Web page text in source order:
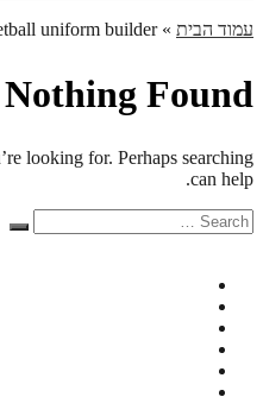
עמוד הבית »
uniform builder
Nothing Found
looking for. Perhaps searching
can help.
Search
for: